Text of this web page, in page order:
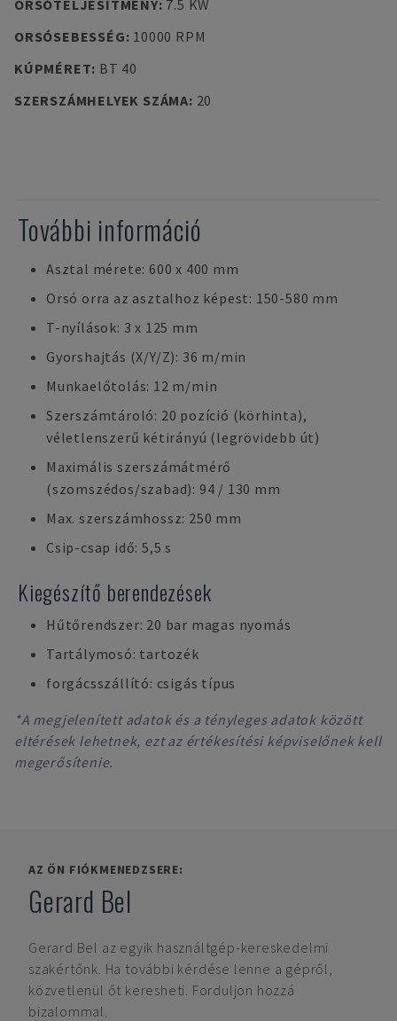
ORSÓTELJESÍTMÉNY: 7.5 KW
ORSÓSEBESSÉG: 10000 RPM
KÚPMÉRET: BT 40
SZERSZÁMHELYEK SZÁMA: 20
További információ
Asztal mérete: 600 x 400 mm
Orsó orra az asztalhoz képest: 150-580 mm
T-nyílások: 3 x 125 mm
Gyorshajtás (X/Y/Z): 36 m/min
Munkaelőtolás: 12 m/min
Szerszámtároló: 20 pozíció (körhinta),
véletlenszerű kétirányú (legrövidebb út)
Maximális szerszámátmérő
(szomszédos/szabad): 94 / 130 mm
Max. szerszámhossz: 250 mm
Csip-csap idő: 5,5 s
Kiegészítő berendezések
Hűtőrendszer: 20 bar magas nyomás
Tartálymosó: tartozék
forgácsszállító: csigás típus
*A megjelenített adatok és a tényleges adatok között
eltérések lehetnek, ezt az értékesítési képviselőnek kell
megerősítenie.
AZ ÖN FIÓKMENEDZSERE:
Gerard Bel
Gerard Bel az egyik használtgép-kereskedelmi
szakértőnk. Ha további kérdése lenne a gépről,
közvetlenül őt keresheti. Forduljon hozzá
bizalommal.